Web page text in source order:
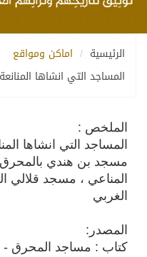
الرئيسية
اماكن ومواقع
المساجد التي انشاها
الملخص :
المساجد التي انشاها
مسجد بن هندي
المناعي ، مسجد قلالي
الغربي
المصدر:
كتاب : مساجد المحرق